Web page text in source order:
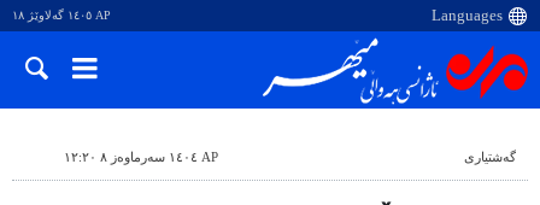
AP ١٤٠٥ گەلاوێژ ١٨
گەشتیاری AP ١٤٠٤ سەرماوەز ٨ ١٢:٢٠